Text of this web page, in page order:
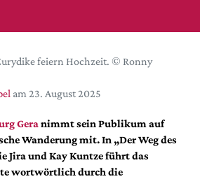
feiern Hochzeit. © Ronny
am 23. August 2025
Geranimmt sein Publikum auf
Wanderung mit. In „Der Weg des
Jira und Kay Kuntze führt das
wortwörtlich durch die